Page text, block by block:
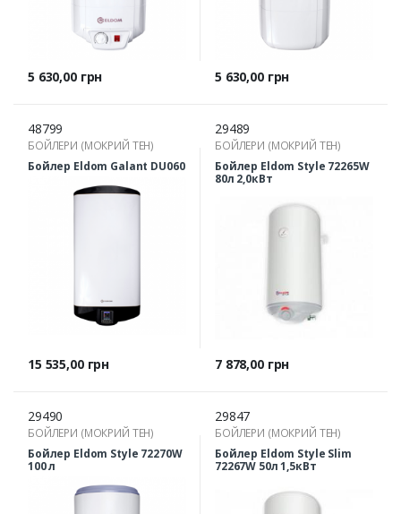
Ціна
5 630,00 грн Ціна
5 630,00 грн
48799
БОЙЛЕРИ (МОКРИЙ ТЕН)
Бойлер Eldom Galant DU060
Ціна
15 535,00 грн
29489
БОЙЛЕРИ (МОКРИЙ ТЕН)
Бойлер Eldom Style 72265W
80л 2,0кВт
Ціна
7 878,00 грн
29490
БОЙЛЕРИ (МОКРИЙ ТЕН)
Бойлер Eldom Style 72270W
100 л
29847
БОЙЛЕРИ (МОКРИЙ ТЕН)
Бойлер Eldom Style Slim
72267W 50л 1,5кВт